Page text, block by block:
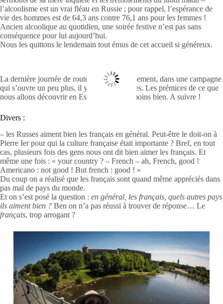
l’alcoolisme est un vrai fléau en Russie ; pour rappel, l’espérance de
vie des hommes est de 64,3 ans contre 76,1 ans pour les femmes !
Ancien alcoolique au quotidien, une soirée festive n’est pas sans
conséquence pour lui aujourd’hui.
Nous les quittons le lendemain tout émus de cet accueil si généreux.
La dernière journée de route se fait tranquillement, dans une campagne
qui s’ouvre un peu plus, il y a moins d’arbres. Les prémices de ce que
nous allons découvrir en Estonie, mais en moins bien. A suivre !
Divers :
– les Russes aiment bien les français en général. Peut-être le doit-on à
Pierre Ier pour qui la culture française était importante ? Bref, en tout
cas, plusieurs fois des gens nous ont dit bien aimer les français. Et
même une fois : « your country ? – French – ah, French, good !
Americano : not good ! But french : good ! »
Du coup on a réalisé que les français sont quand même appréciés dans
pas mal de pays du monde.
Et on s’est posé la question : en général, les français, quels autres pays
ils aiment bien ? Ben on n’a pas réussi à trouver de réponse… Le
français, trop arrogant ?